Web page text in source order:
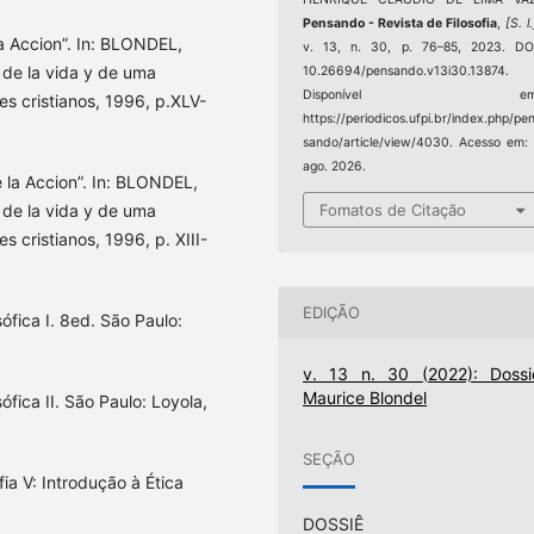
In: BLONDEL,
la vida y de uma
cristianos, 1996, p.XLV-
Accion”. In: BLONDEL,
la vida y de uma
cristianos, 1996, p. XIII-
I. 8ed. São Paulo:
II. São Paulo: Loyola,
V: Introdução à Ética
Pensando - Revista de Filosofia, [S.
v. 13, n. 30, p. 76–85, 2023.
10.26694/pensando.v13i30.13874.
Disponível
https://periodicos.ufpi.br/index.php/pen
sando/article/view/4030. Acesso em:
ago. 2026.
Fomatos de Citação
EDIÇÃO
v. 13 n. 30 (2022):
Maurice Blondel
SEÇÃO
DOSSIÊ